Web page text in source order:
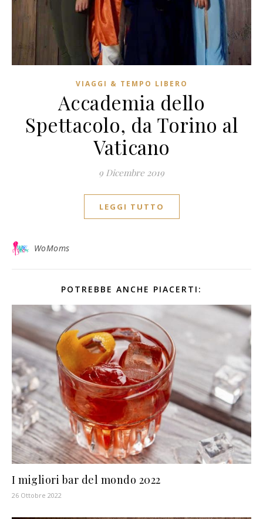
VIAGGI & TEMPO LIBERO
Accademia dello
Spettacolo, da Torino al
Vaticano
9 Dicembre 2019
LEGGI TUTTO
WoMoms
POTREBBE ANCHE PIACERTI:
I migliori bar del mondo 2022
26 Ottobre 2022